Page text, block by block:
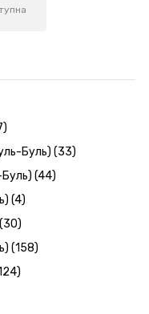
Буль) (33)
Буль) (44)
(4)
(158)